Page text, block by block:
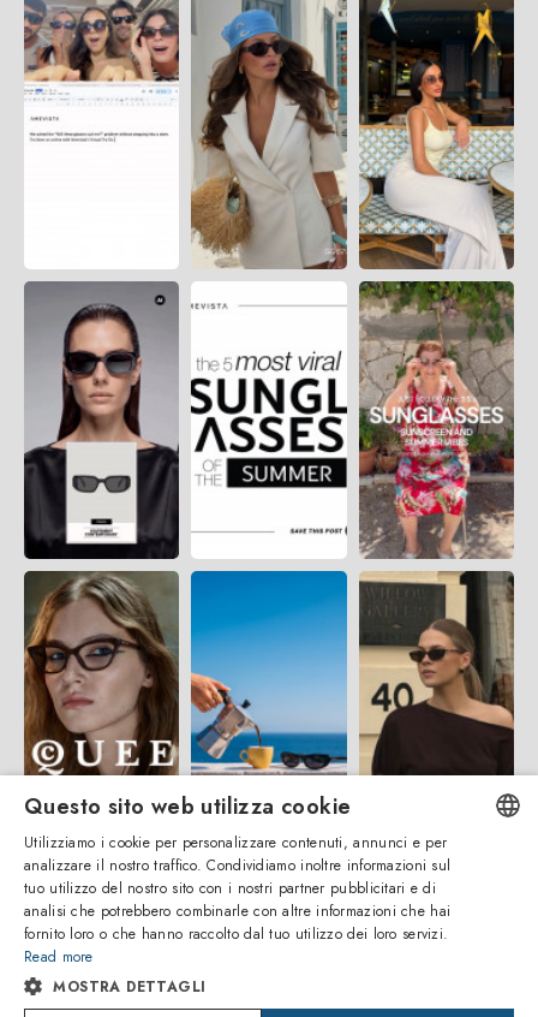
ENGLISH
ITALIAN
Questo sito web utilizza cookie
Utilizziamo i cookie per personalizzare contenuti, annunci e per
analizzare il nostro traffico. Condividiamo inoltre informazioni sul
tuo utilizzo del nostro sito con i nostri partner pubblicitari e di
analisi che potrebbero combinarle con altre informazioni che hai
fornito loro o che hanno raccolto dal tuo utilizzo dei loro servizi.
Read more
MOSTRA DETTAGLI